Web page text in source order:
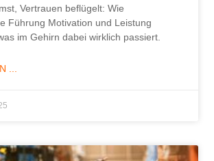
Vertrauen beflügelt: Wie
Führung Motivation und Leistung
im Gehirn dabei wirklich passiert.
...